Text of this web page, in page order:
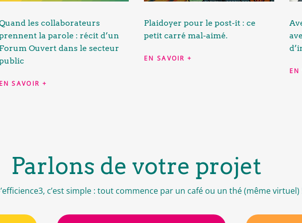
les collaborateurs
la parole : récit d’un
Forum Ouvert dans le secteur
EN SAVOIR +
Plaidoyer pour le post-it : ce
petit carré mal-aimé.
EN SAVOIR +
EN
Parlons de votre projet
c’est simple : tout commence par un café ou un thé (même virtuel)